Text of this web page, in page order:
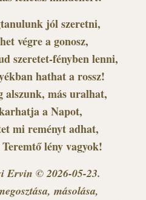
jól szeretni,
végre a gonosz,
szeretet-fényben lenni,
hathat a rossz!
alszunk, más uralhat,
a Napot,
mi reményt adhat,
lény vagyok!
Ervin © 2026-05-23.
másolása,